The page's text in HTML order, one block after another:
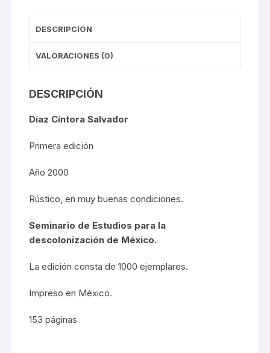
DESCRIPCIÓN
VALORACIONES (0)
DESCRIPCIÓN
Díaz Cíntora Salvador
Primera edición
Año 2000
Rústico, en muy buenas condiciones.
Seminario de Estudios para la
descolonización de México.
La edición consta de 1000 ejemplares.
Impreso en México.
153 páginas